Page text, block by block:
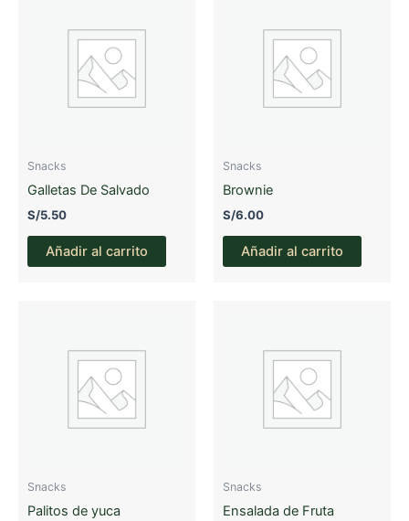
Snacks
Galletas De Salvado
S/5.50
Añadir al carrito
Snacks
Brownie
S/6.00
Añadir al carrito
Snacks
Palitos de yuca
Snacks
Ensalada de Fruta